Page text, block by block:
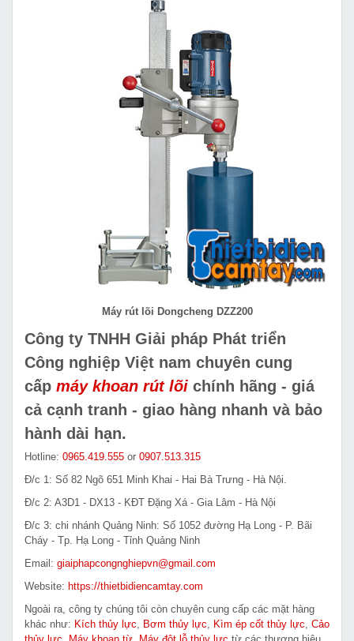
Máy rút lõi Dongcheng DZZ200
Công ty TNHH Giải pháp Phát triển
Công nghiệp Việt nam chuyên cung
cấp máy khoan rút lõi chính hãng - giá
cả cạnh tranh - giao hàng nhanh và bảo
hành dài hạn.
Hotline: 0965.419.555 or 0907.513.315
Đ/c 1: Số 82 Ngõ 651 Minh Khai - Hai Bà Trưng - Hà Nội.
Đ/c 2: A3D1 - DX13 - KĐT Đặng Xá - Gia Lâm - Hà Nội
Đ/c 3: chi nhánh Quảng Ninh: Số 1052 đường Hạ Long - P. Bãi
Cháy - Tp. Hạ Long - Tỉnh Quảng Ninh
Email: giaiphapcongnghiepvn@gmail.com
Website: https://thietbidiencamtay.com
Ngoài ra, công ty chúng tôi còn chuyên cung cấp các mặt hàng
khác như: Kích thủy lực Bơm thủy lực Kìm ép cốt thủy lực Cảo